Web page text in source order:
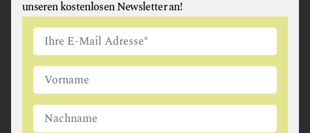
ANGUS & ARTHUR
FLEISCH + FLEISCHERZEUGNISSE
2326 Maria Lanzendorf
unseren kostenlosen Newsletter an!